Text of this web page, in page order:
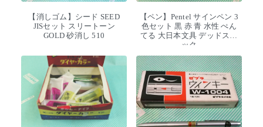
【消しゴム】シード SEED
JISセット スリートーン
GOLD 砂消し 510
【ペン】Pentel サインペン 3
色セット 黒 赤 青 水性 ぺん
てる 大日本文具 デッドスト
ック